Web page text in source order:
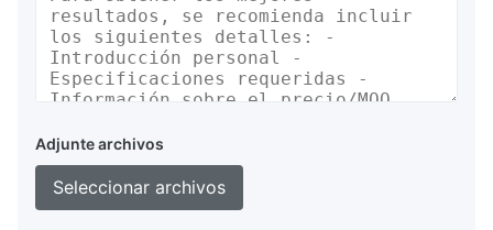
Adjunte archivos
Seleccionar archivos